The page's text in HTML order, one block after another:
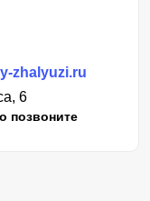
zhalyuzi.ru
6
позвоните